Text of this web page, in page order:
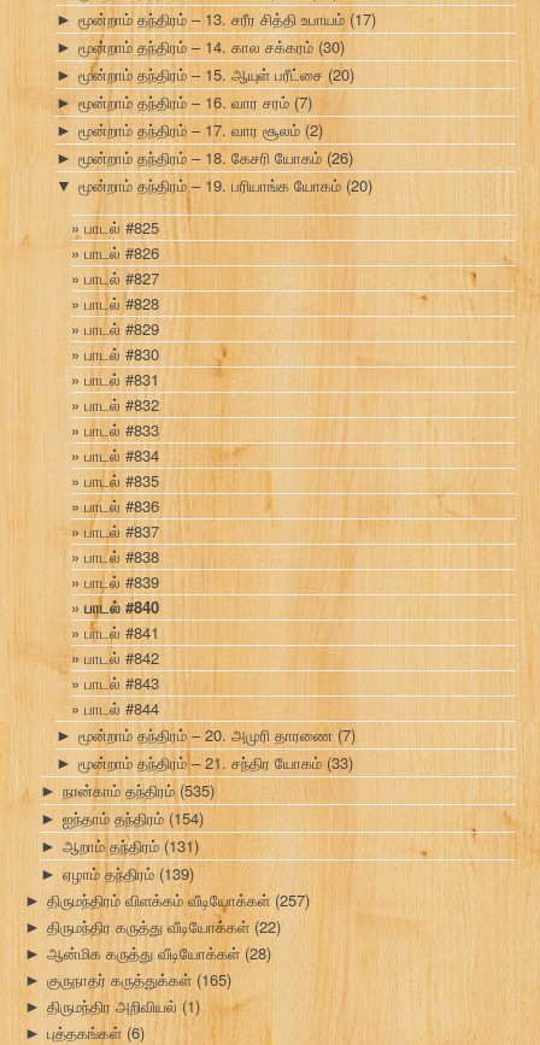
► மூன்றாம் தந்திரம் – 13. சரீர சித்தி உபாயம் (17)
► மூன்றாம் தந்திரம் – 14. கால சக்கரம் (30)
► மூன்றாம் தந்திரம் – 15. ஆயுள் பரீட்சை (20)
► மூன்றாம் தந்திரம் – 16. வார சரம் (7)
► மூன்றாம் தந்திரம் – 17. வார சூலம் (2)
► மூன்றாம் தந்திரம் – 18. கேசரி யோகம் (26)
▼ மூன்றாம் தந்திரம் – 19. பரியாங்க யோகம் (20)
பாடல் #825
பாடல் #826
பாடல் #827
பாடல் #828
பாடல் #829
பாடல் #830
பாடல் #831
பாடல் #832
பாடல் #833
பாடல் #834
பாடல் #835
பாடல் #836
பாடல் #837
பாடல் #838
பாடல் #839
பாடல் #840
பாடல் #841
பாடல் #842
பாடல் #843
பாடல் #844
► மூன்றாம் தந்திரம் – 20. அமுரி தாரணை (7)
► மூன்றாம் தந்திரம் – 21. சந்திர யோகம் (33)
► நான்காம் தந்திரம் (535)
► ஐந்தாம் தந்திரம் (154)
► ஆறாம் தந்திரம் (131)
► ஏழாம் தந்திரம் (139)
► திருமந்திரம் விளக்கம் வீடியோக்கள் (257)
► திருமந்திர கருத்து வீடியோக்கள் (22)
► ஆன்மிக கருத்து வீடியோக்கள் (28)
► குருநாதர் கருத்துக்கள் (165)
► திருமந்திர அறிவியல் (1)
► புத்தகங்கள் (6)